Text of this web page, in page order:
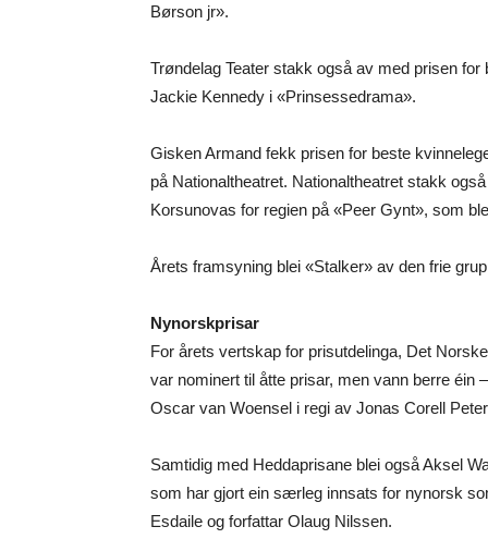
Børson jr».
Trøndelag Teater stakk også av med prisen
Jackie Kennedy i «Prinsessedrama».
Gisken Armand fekk prisen for beste
på Nationaltheatret. Nationaltheatret stakk
Korsunovas for regien på «Peer Gynt», som
Årets framsyning blei «Stalker» av den frie
Nynorskprisar
For årets vertskap for prisutdelinga, Det
var nominert til åtte prisar, men vann berre éin
Oscar van Woensel i regi av Jonas Corell
Samtidig med Heddaprisane blei også Aksel
som har gjort ein særleg innsats for nynorsk
Esdaile og forfattar Olaug Nilssen.